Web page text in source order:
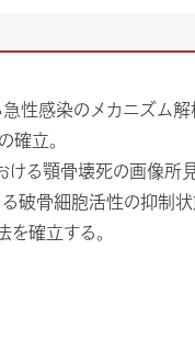
性感染のメカニズム解
確立。
ける顎骨壊死の画像所
る破骨細胞活性の抑制
を確立する。